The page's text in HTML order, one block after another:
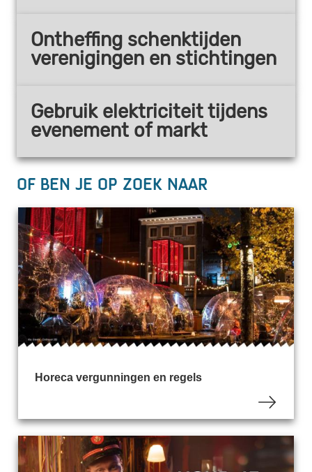
Ontheffing schenktijden
verenigingen en stichtingen
Gebruik elektriciteit tijdens
evenement of markt
Of ben je op zoek naar
Horeca vergunningen en regels